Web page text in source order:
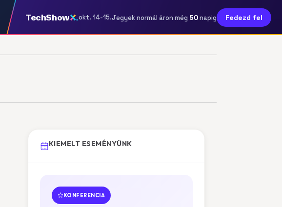
TechShow okt. 14-15.Jegyek normál áron még 50napig Fedezd fel
KIEMELT ESEMÉNYÜNK
KONFERENCIA